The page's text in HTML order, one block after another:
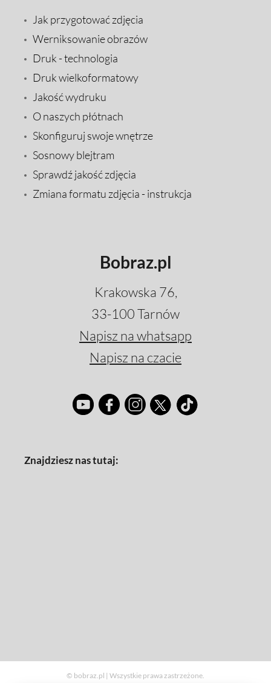
Jak przygotować zdjęcia
Werniksowanie obrazów
Druk - technologia
Druk wielkoformatowy
Jakość wydruku
O naszych płótnach
Skonfiguruj swoje wnętrze
Sosnowy blejtram
Sprawdź jakość zdjęcia
Zmiana formatu zdjęcia - instrukcja
Bobraz.pl
Krakowska 76,
33-100 Tarnów
Napisz na whatsapp
Napisz na czacie
Znajdziesz nas tutaj:
© bobraz.pl | Wszystkie prawa zastrzeżone.